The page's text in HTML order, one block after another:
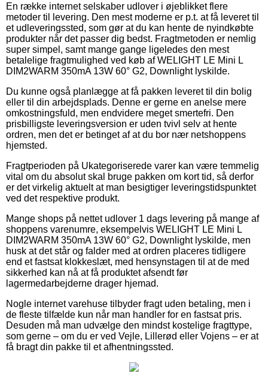
En række internet selskaber udlover i øjeblikket flere
metoder til levering. Den mest moderne er p.t. at få leveret til
et udleveringssted, som gør at du kan hente de nyindkøbte
produkter når det passer dig bedst. Fragtmetoden er nemlig
super simpel, samt mange gange ligeledes den mest
betalelige fragtmulighed ved køb af WELIGHT LE Mini L
DIM2WARM 350mA 13W 60° G2, Downlight lyskilde.
Du kunne også planlægge at få pakken leveret til din bolig
eller til din arbejdsplads. Denne er gerne en anelse mere
omkostningsfuld, men endvidere meget smertefri. Den
prisbilligste leveringsversion er uden tvivl selv at hente
ordren, men det er betinget af at du bor nær netshoppens
hjemsted.
Fragtperioden på Ukategoriserede varer kan være temmelig
vital om du absolut skal bruge pakken om kort tid, så derfor
er det virkelig aktuelt at man besigtiger leveringstidspunktet
ved det respektive produkt.
Mange shops på nettet udlover 1 dags levering på mange af
shoppens varenumre, eksempelvis WELIGHT LE Mini L
DIM2WARM 350mA 13W 60° G2, Downlight lyskilde, men
husk at det står og falder med at ordren placeres tidligere
end et fastsat klokkeslæt, med hensynstagen til at de med
sikkerhed kan nå at få produktet afsendt før
lagermedarbejderne drager hjemad.
Nogle internet varehuse tilbyder fragt uden betaling, men i
de fleste tilfælde kun når man handler for en fastsat pris.
Desuden må man udvælge den mindst kostelige fragttype,
som gerne – om du er ved Vejle, Lillerød eller Vojens – er at
få bragt din pakke til et afhentningssted.